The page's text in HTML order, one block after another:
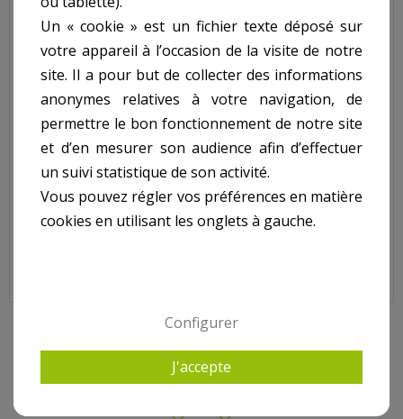
Taille Haies
Descriptif technique
Taille Haies Thermique
26Cc ref. THT26RH-AV:
- Puissance : 26Cc
- Longueur De Coupe : 560Mm
- Longueur De Lame : 700Mm
- Capacité De Coupe : 28Mm
- Livré En Boite Couleur
- Protection De Lame En Aluminium
9 AUTRES PRODUITS DANS TAILLE HAIES
Un « cookie » est un fichier texte déposé sur
votre appareil à l’occasion de la visite de notre
site. Il a pour but de collecter des informations
anonymes relatives à votre navigation, de
permettre le bon fonctionnement de notre site
et d’en mesurer son audience afin d’effectuer
un suivi statistique de son activité.
Vous pouvez régler vos préférences en matière
cookies en utilisant les onglets à gauche.
Configurer
J'accepte